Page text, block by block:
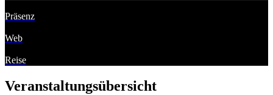
Präsenz
Web
Reise
Veranstaltungsübersicht